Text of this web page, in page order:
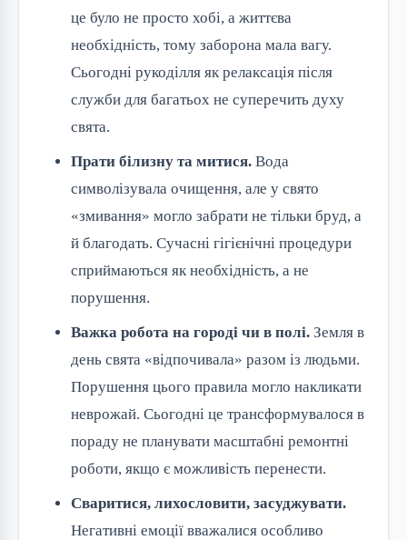
це було не просто хобі, а життєва
необхідність, тому заборона мала вагу.
Сьогодні рукоділля як релаксація після
служби для багатьох не суперечить духу
свята.
Прати білизну та митися. Вода
символізувала очищення, але у свято
«змивання» могло забрати не тільки бруд, а
й благодать. Сучасні гігієнічні процедури
сприймаються як необхідність, а не
порушення.
Важка робота на городі чи в полі. Земля в
день свята «відпочивала» разом із людьми.
Порушення цього правила могло накликати
неврожай. Сьогодні це трансформувалося в
пораду не планувати масштабні ремонтні
роботи, якщо є можливість перенести.
Сваритися, лихословити, засуджувати.
Негативні емоції вважалися особливо